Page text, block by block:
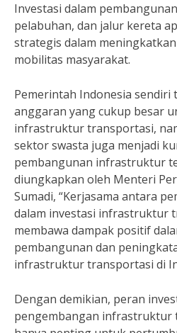
Investasi dalam
pelabuhan, dan jalur kereta
strategis dalam
mobilitas masyarakat.
Pemerintah Indonesia sendiri
anggaran yang cukup besar
infrastruktur transportasi,
sektor swasta juga menjadi
pembangunan infrastruktur
diungkapkan oleh Menteri
Sumadi, “Kerjasama antara
dalam investasi infrastruktur
membawa dampak positif
pembangunan dan
infrastruktur transportasi di
Dengan demikian, peran
pengembangan infrastruktur